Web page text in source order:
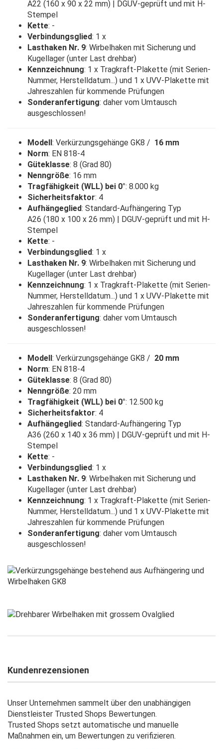
A22 (160 x 90 x 22 mm) | DGUV-geprüft und mit H-
Stempel
Kette: -
Verbindungsglied: 1 x
Lasthaken Nr. 9: Wirbelhaken mit Sicherung und
Kugellager (unter Last drehbar)
Kennzeichnung: 1 x Tragkraft-Plakette (mit Serien-
Nummer, Herstelldatum...) und 1 x UVV-Plakette mit
Jahreszahlen für kommende Prüfungen
Sonderanfertigung: daher vom Umtausch
ausgeschlossen!
Modell: Verkürzungsgehänge GK8 / 16 mm
Norm: EN 818-4
Güteklasse: 8 (Grad 80)
Nenngröße: 16 mm
Tragfähigkeit (WLL) bei 0°: 8.000 kg
Sicherheitsfaktor: 4
Aufhängeglied: Standard-Aufhängering Typ
A26 (180 x 100 x 26 mm) | DGUV-geprüft und mit H-
Stempel
Kette: -
Verbindungsglied: 1 x
Lasthaken Nr. 9: Wirbelhaken mit Sicherung und
Kugellager (unter Last drehbar)
Kennzeichnung: 1 x Tragkraft-Plakette (mit Serien-
Nummer, Herstelldatum...) und 1 x UVV-Plakette mit
Jahreszahlen für kommende Prüfungen
Sonderanfertigung: daher vom Umtausch
ausgeschlossen!
Modell: Verkürzungsgehänge GK8 / 20 mm
Norm: EN 818-4
Güteklasse: 8 (Grad 80)
Nenngröße: 20 mm
Tragfähigkeit (WLL) bei 0°: 12.500 kg
Sicherheitsfaktor: 4
Aufhängeglied: Standard-Aufhängering Typ
A36 (260 x 140 x 36 mm) | DGUV-geprüft und mit H-
Stempel
Kette: -
Verbindungsglied: 1 x
Lasthaken Nr. 9: Wirbelhaken mit Sicherung und
Kugellager (unter Last drehbar)
Kennzeichnung: 1 x Tragkraft-Plakette (mit Serien-
Nummer, Herstelldatum...) und 1 x UVV-Plakette mit
Jahreszahlen für kommende Prüfungen
Sonderanfertigung: daher vom Umtausch
ausgeschlossen!
Kundenrezensionen
Unser Unternehmen sammelt über den unabhängigen
Dienstleister Trusted Shops Bewertungen.
Trusted Shops setzt automatische und manuelle
Maßnahmen ein, um Bewertungen zu verifizieren.